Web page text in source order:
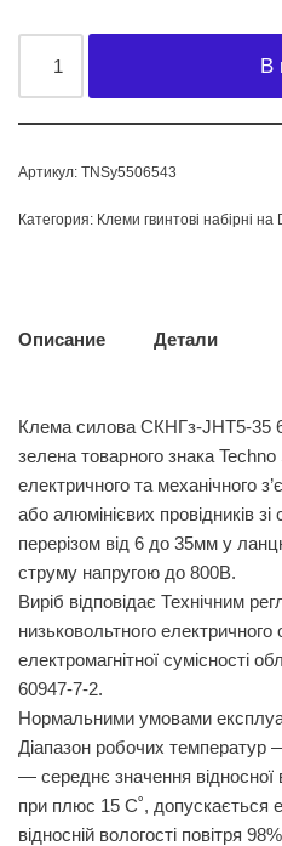
В
Артикул: TNSy5506543
Категория: Клеми гвинтові набірні
Описание Детали
Клема силова СКНГз-JHT5-35
зелена товарного знака
електричного та механічного
або алюмінієвих провідників
перерізом від 6 до 35мм у
струму напругою до 800В.
Виріб відповідає Технічним
низьковольтного
електромагнітної сумісності
60947-7-2.
Нормальними умовами
Діапазон робочих температур
— середнє значення
при плюс 15 С˚, допускається
відносній вологості повітря